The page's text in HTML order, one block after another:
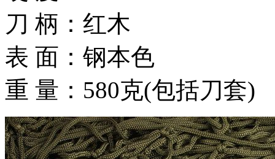
刀 柄：红木
表 面：钢本色
重 量：580克(包括刀套)